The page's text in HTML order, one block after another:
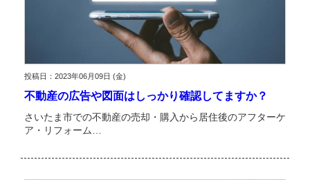
投稿日：2023年06月09日 (金)
不動産の広告や図面はしっかり確認してますか？
さいたま市での不動産の売却・購入から居住後のアフターケ
ア・リフォーム…